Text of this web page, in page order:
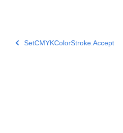
SetCMYKColorStroke.Accept